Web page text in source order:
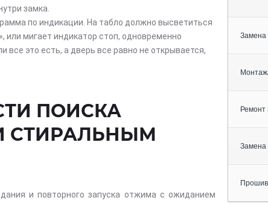
Замена
Ремонт
Замена
замка.
по индикации. На табло должно высветиться
или мигает индикатор стоп, одновременно
все это есть, а дверь все равно не открывается,
ПОИСКА
СТИРАЛЬНЫМ
и повторного запуска отжима с ожиданием